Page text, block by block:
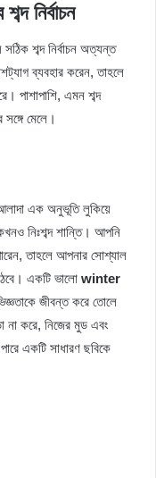
নির্বাচন
সঠিক শব্দ নির্বাচন অত্যন্ত
ব্যবহার করেন, তাহলে
পাশাপাশি, এমন শব্দ
মেলে।
এক অনুভূতি লুকিয়ে
নিঃশব্দ শান্তি। আপনি
তাহলে আপনার সোশ্যাল
একটি ভালো winter
জীবন্ত করে তোলে
না করে, নিজের মুড এবং
একটি সাধারণ ছবিকে